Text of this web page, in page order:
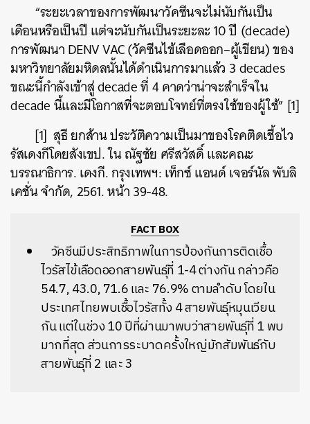
“ระยะเวลาของการพัฒนาวัคซีนจะไม่นับกันเป็น
เดือนหรือเป็นปี แต่จะนับกันเป็นระยะละ 10 ปี (decade)
การพัฒนา DENV VAC (วัคซีนไข้เลือดออก–ผู้เขียน) ของ
มหาวิทยาลัยมหิดลนั้นได้ดำเนินการมาแล้ว 3 decades
ขณะนี้กำลังเข้าสู่ decade ที่ 4 คาดว่าน่าจะสำเร็จใน
decade นี้และมีโอกาสที่จะตอบโจทย์ที่ตรงใช้ของผู้ใช้” [1]
[1] สุธี ยกส้าน ประวัติความเป็นมาของโรคติดเชื้อไว
รัสเดงกีโดยสังเขป. ใน ณัฐชัย ศรีสวัสดิ์ และคณะ
บรรณาธิการ. เดงกี. กรุงเทพฯ: เท็กซ์ แอนด์ เจอร์นัล พับลิ
เคชั่น จำกัด, 2561. หน้า 39-48.
FACT BOX
วัคซีนมีประสิทธิภาพในการป้องกันการติดเชื้อ
ไวรัสไข้เลือดออกสายพันธุ์ที่ 1-4 ต่างกัน กล่าวคือ
54.7, 43.0, 71.6 และ 76.9% ตามลำดับ โดยใน
ประเทศไทยพบเชื้อไวรัสทั้ง 4 สายพันธุ์หมุนเวียน
กัน แต่ในช่วง 10 ปีที่ผ่านมาพบว่าสายพันธุ์ที่ 1 พบ
มากที่สุด ส่วนการระบาดครั้งใหญ่มักสัมพันธ์กับ
สายพันธุ์ที่ 2 และ 3